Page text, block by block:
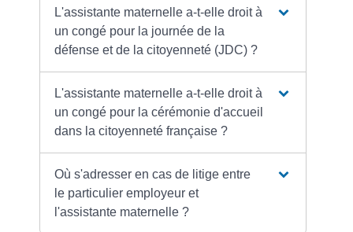
L'assistante maternelle a-t-elle droit à
un congé pour la journée de la
défense et de la citoyenneté (JDC) ?
L'assistante maternelle a-t-elle droit à
un congé pour la cérémonie d'accueil
dans la citoyenneté française ?
Où s'adresser en cas de litige entre
le particulier employeur et
l'assistante maternelle ?